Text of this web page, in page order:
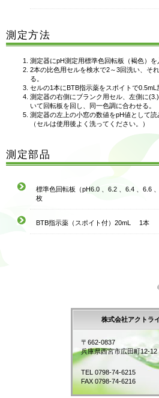
測定方法
測定器にpH測定用標準色回転板（褐色）を
2本の比色用セルを検水で2～3回洗い、そ
る。
セルの1本にBTB指示薬をスポイトで0.5mL
測定器の右側にブランク用セル、左側に
いて回転板を回し、同一色調に合わせる。
測定器の左上の小窓の数値をpH値として読
（セルは使用後よく洗ってください。）
測定部品
標準色回転板（pH6.0 、6.2 、6.4 、6.6
枚
BTB指示薬（スポイト付）20mL 1本
株式会社アクトラ
〒662-0837
兵庫県西宮市広田町12-12
TEL 0798-74-6215
FAX 0798-74-6216